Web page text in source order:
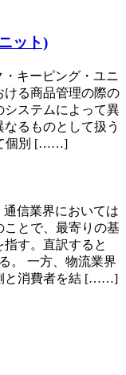
ット)
・キーピング・ユニ
ける商品管理の際の
システムによって異
るものとして扱う
個別 [……]
通信業界においては
とで、最寄りの基
す。直訳すると
。 一方、物流業界
と消費者を結 [……]